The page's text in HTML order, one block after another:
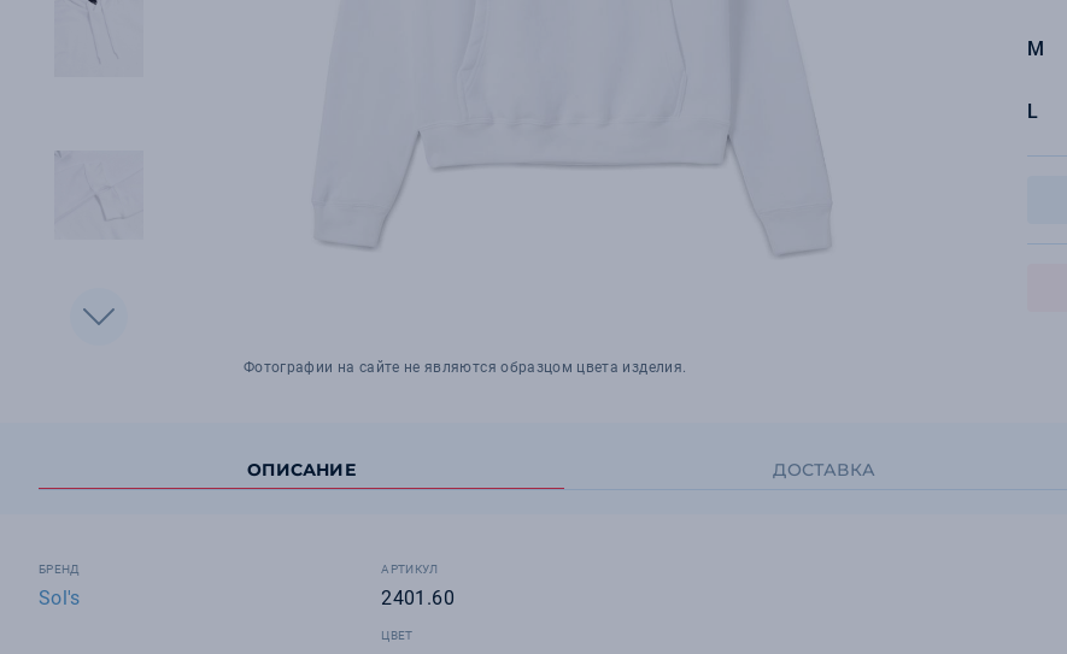
Фотографии на сайте не являются образцом цвета изделия.
M
L
ОПИСАНИЕ ДОСТАВКА
БРЕНД
Sol's
АРТИКУЛ
2401.60
ЦВЕТ